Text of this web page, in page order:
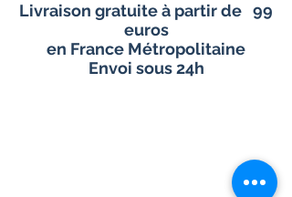
Livraison gratuite à partir de 99
euros
en France Métropolitaine
Envoi sous 24h